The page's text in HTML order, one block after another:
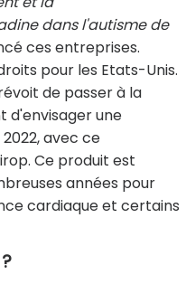
dans l'autisme de
ces entreprises.
pour les Etats-Unis.
de passer à la
d'envisager une
avec ce
Ce produit est
années pour
cardiaque et certains